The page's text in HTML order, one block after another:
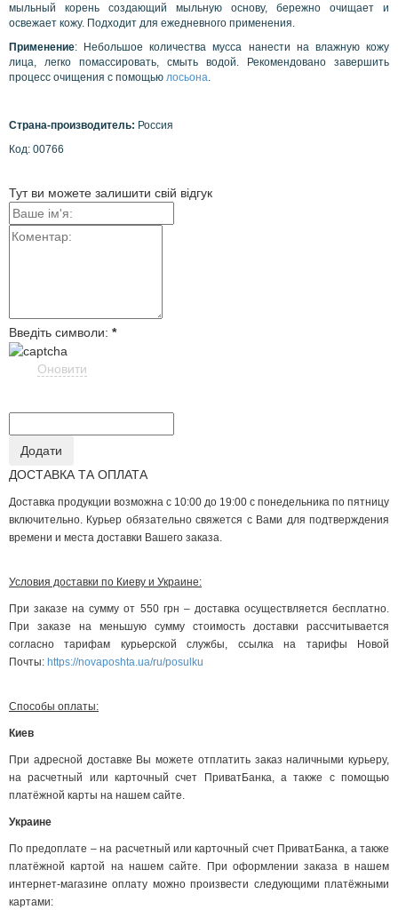
мыльный корень создающий мыльную основу, бережно очищает и
освежает кожу. Подходит для ежедневного применения.
Применение: Небольшое количества мусса нанести на влажную кожу
лица, легко помассировать, смыть водой. Рекомендовано завершить
процесс очищения с помощью лосьона.
Страна-производитель: Россия
Код: 00766
Тут ви можете залишити свій відгук
Введіть символи: *
Оновити
ДОСТАВКА ТА ОПЛАТА
Доставка продукции возможна с 10:00 до 19:00 с понедельника по пятницу
включительно. Курьер обязательно свяжется с Вами для подтверждения
времени и места доставки Вашего заказа.
Условия доставки по Киеву и Украине:
При заказе на сумму от 550 грн – доставка осуществляется бесплатно.
При заказе на меньшую сумму стоимость доставки рассчитывается
согласно тарифам курьерской службы, ссылка на тарифы Новой
Почты: https://novaposhta.ua/ru/posulku
Способы оплаты:
Киев
При адресной доставке Вы можете отплатить заказ наличными курьеру,
на расчетный или карточный счет ПриватБанка, а также с помощью
платёжной карты на нашем сайте.
Украине
По предоплате – на расчетный или карточный счет ПриватБанка, а также
платёжной картой на нашем сайте. При оформлении заказа в нашем
интернет-магазине оплату можно произвести следующими платёжными
картами: